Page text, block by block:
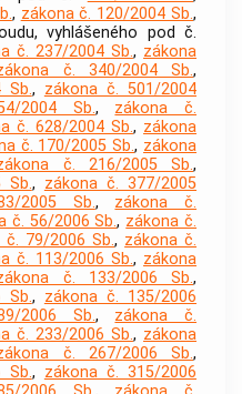
, zákona č. 120/2004 Sb.,
vyhlášeného pod č.
č. 237/2004 Sb., zákona
č. 340/2004 Sb.,
Sb., zákona č. 501/2004
2004 Sb., zákona č.
č. 628/2004 Sb., zákona
č. 170/2005 Sb., zákona
č. 216/2005 Sb.,
Sb., zákona č. 377/2005
2005 Sb., zákona č.
č. 56/2006 Sb., zákona č.
č. 79/2006 Sb., zákona č.
č. 113/2006 Sb., zákona
č. 133/2006 Sb.,
Sb., zákona č. 135/2006
2006 Sb., zákona č.
č. 233/2006 Sb., zákona
č. 267/2006 Sb.,
Sb., zákona č. 315/2006